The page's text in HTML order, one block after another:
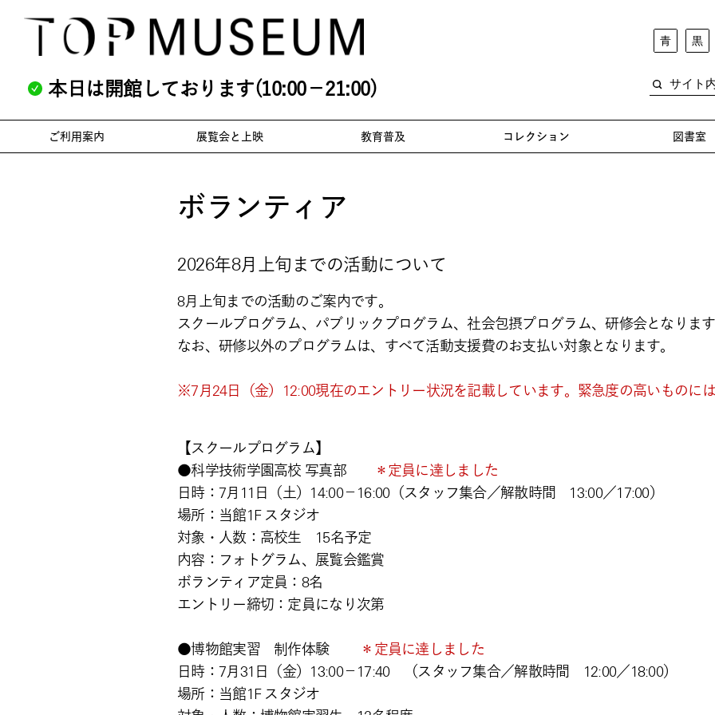
本日は開館しております(10:00－21:00)
青 黒
ご利用案内 展覧会と上映 教育普及 コレクション 図書室
ボランティア
2026年8月上旬までの活動について
8月上旬までの活動のご案内です。
スクールプログラム、パブリックプログラム、社会包摂プログラム、研修会となります
なお、研修以外のプログラムは、すべて活動支援費のお支払い対象となります。
※7月24日（金）12:00現在のエントリー状況を記載しています。緊急度の高いものに
【スクールプログラム】
●科学技術学園高校 写真部
＊定員に達しました
日時：7月11日（土）14:00－16:00（スタッフ集合／解散時間 13:00／17:00）
場所：当館1F スタジオ
対象・人数：高校生 15名予定
内容：フォトグラム、展覧会鑑賞
ボランティア定員：8名
エントリー締切：定員になり次第
●博物館実習 制作体験
＊定員に達しました
日時：7月31日（金）13:00－17:40 （スタッフ集合／解散時間 12:00／18:00）
場所：当館1F スタジオ